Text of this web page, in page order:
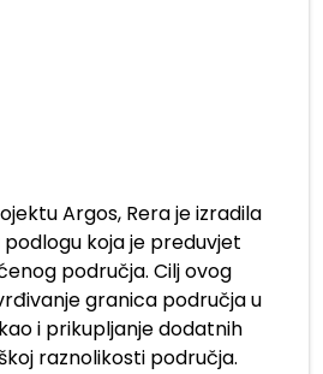
Argos, Rera je izradila
koja je preduvjet
područja. Cilj ovog
granica područja u
i prikupljanje dodatnih
raznolikosti područja.